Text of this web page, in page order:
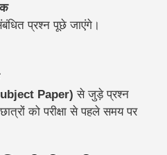
प्रश्न पूछे जाएंगे।
Paper) से जुड़े प्रश्न
को परीक्षा से पहले समय पर